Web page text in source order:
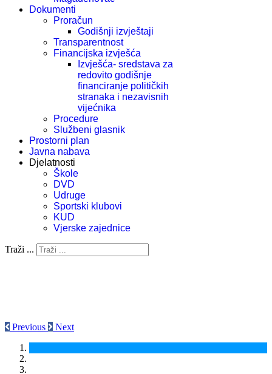
Dokumenti
Proračun
Godišnji izvještaji
Transparentnost
Financijska izvješća
Izvješća- sredstava za
redovito godišnje
financiranje političkih
stranaka i nezavisnih
vijećnika
Procedure
Službeni glasnik
Prostorni plan
Javna nabava
Djelatnosti
Škole
DVD
Udruge
Sportski klubovi
KUD
Vjerske zajednice
Traži ...
Previous Next